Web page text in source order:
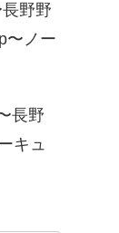
野野
〜ノー
長野
キュ